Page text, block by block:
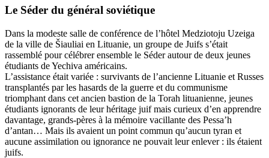
Le Séder du général soviétique
Dans la modeste salle de conférence de l’hôtel Medziotoju Uzeiga
de la ville de Šiauliai en Lituanie, un groupe de Juifs s’était
rassemblé pour célébrer ensemble le Séder autour de deux jeunes
étudiants de Yechiva américains.
L’assistance était variée : survivants de l’ancienne Lituanie et Russes
transplantés par les hasards de la guerre et du communisme
triomphant dans cet ancien bastion de la Torah lituanienne, jeunes
étudiants ignorants de leur héritage juif mais curieux d’en apprendre
davantage, grands-pères à la mémoire vacillante des Pessa’h
d’antan… Mais ils avaient un point commun qu’aucun tyran et
aucune assimilation ou ignorance ne pouvait leur enlever : ils étaient
juifs.